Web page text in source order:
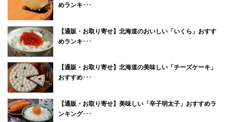
めランキ･･･
【通販・お取り寄せ】北海道のおいしい「いくら」おすす
めランキ･･･
【通販・お取り寄せ】北海道の美味しい「チーズケーキ」
おすすめ･･･
【通販・お取り寄せ】美味しい「辛子明太子」おすすめラ
ンキング･･･